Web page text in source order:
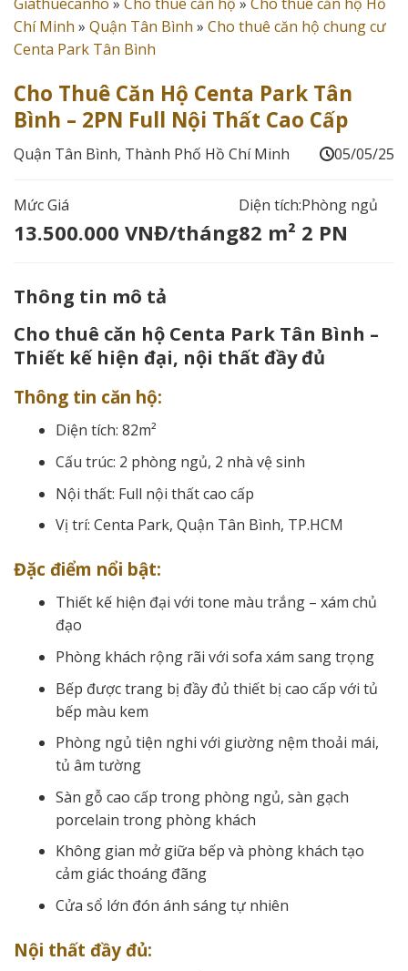
Chí Minh » Quận Tân Bình » Cho thuê căn hộ chung cư
Centa Park Tân Bình
Cho Thuê Căn Hộ Centa Park Tân
Bình – 2PN Full Nội Thất Cao Cấp
Quận Tân Bình, Thành Phố Hồ Chí Minh 05/05/25
Mức Giá
13.500.000 VNĐ/tháng
Diện tích:
82 m²
Phòng ngủ
2 PN
Thông tin mô tả
Cho thuê căn hộ Centa Park Tân Bình –
Thiết kế hiện đại, nội thất đầy đủ
Thông tin căn hộ:
Diện tích: 82m²
Cấu trúc: 2 phòng ngủ, 2 nhà vệ sinh
Nội thất: Full nội thất cao cấp
Vị trí: Centa Park, Quận Tân Bình, TP.HCM
Đặc điểm nổi bật:
Thiết kế hiện đại với tone màu trắng – xám chủ
đạo
Phòng khách rộng rãi với sofa xám sang trọng
Bếp được trang bị đầy đủ thiết bị cao cấp với tủ
bếp màu kem
Phòng ngủ tiện nghi với giường nệm thoải mái,
tủ âm tường
Sàn gỗ cao cấp trong phòng ngủ, sàn gạch
porcelain trong phòng khách
Không gian mở giữa bếp và phòng khách tạo
cảm giác thoáng đãng
Cửa sổ lớn đón ánh sáng tự nhiên
Nội thất đầy đủ: